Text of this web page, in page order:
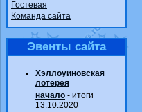
Гостевая
Команда сайта
Эвенты сайта
Хэллоуиновская
лотерея
начало - итоги
13.10.2020